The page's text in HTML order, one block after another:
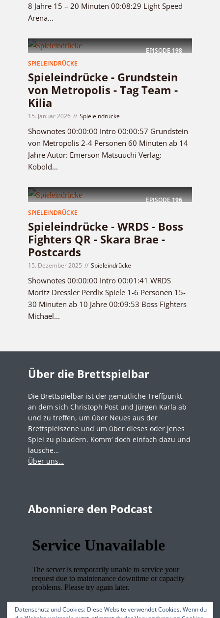
8 Jahre 15 – 20 Minuten 00:08:29 Light Speed
Arena...
EPISODE198
SPIELEINDRÜCKE
Spieleindrücke - Grundstein
von Metropolis - Tag Team -
Kilia
15. Januar 2026 Spieleindrücke
Shownotes 00:00:00 Intro 00:00:57 Grundstein
von Metropolis 2-4 Personen 60 Minuten ab 14
Jahre Autor: Emerson Matsuuchi Verlag:
Kobold...
EPISODE196
SPIELEINDRÜCKE
Spieleindrücke - WRDS - Boss
Fighters QR - Skara Brae -
Postcards
15. Dezember 2025 Spieleindrücke
Shownotes 00:00:00 Intro 00:01:41 WRDS
Moritz Dressler Perdix Spiele 1-6 Personen 15-
30 Minuten ab 10 Jahre 00:09:53 Boss Fighters
Michael...
Über die Brettspielbar
Die Brettspielbar ist der gemütliche Treffpunkt,
an dem sich Christoph Post und Jürgen Karla ab
und zu treffen, um über Neues aus der
Brettspielszene und um über dieses oder jenes
Spiel zu plaudern. Komm‘ doch einfach dazu und
lausche…
Über uns…
Abonniere den Podcast
Datenschutz und Cookies: Diese Website verwendet Cookies. Wenn du